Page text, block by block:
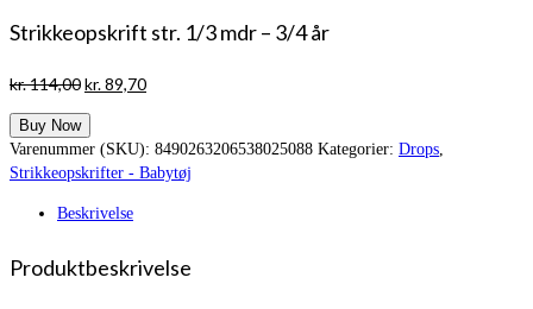
Strikkeopskrift str. 1/3 mdr – 3/4 år
kr.114,00Den
pris
var:
kr. 114,00.
kr.89,70Den
er:
kr. 89,70.
Buy Now
Varenummer (SKU): 8490263206538025088 Kategorier: Drops,
Strikkeopskrifter - Babytøj
Beskrivelse
Produktbeskrivelse